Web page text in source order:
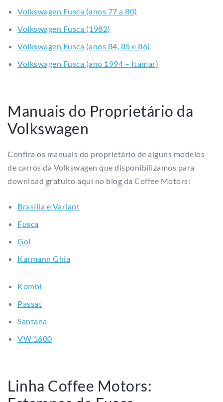
Manuais do Proprietário da
Volkswagen
de carros da Volkswagen que disponibilizamos para
download gratuito aqui no blog da Coffee Motors:
Fusca
Gol
Kombi
Passat
Santana
Linha Coffee Motors:
Estampas de Fusca
do Fusca, não pode deixar de conferir a Edição Especial
de Produtos com estampas de Fuscas, produzidas pela